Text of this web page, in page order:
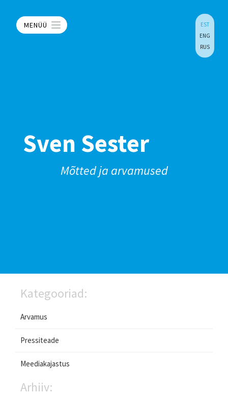
MENÜÜ
EST
ENG
RUS
Sven Sester
Mõtted ja arvamused
Kategooriad:
Arvamus
Pressiteade
Meediakajastus
Arhiiv: